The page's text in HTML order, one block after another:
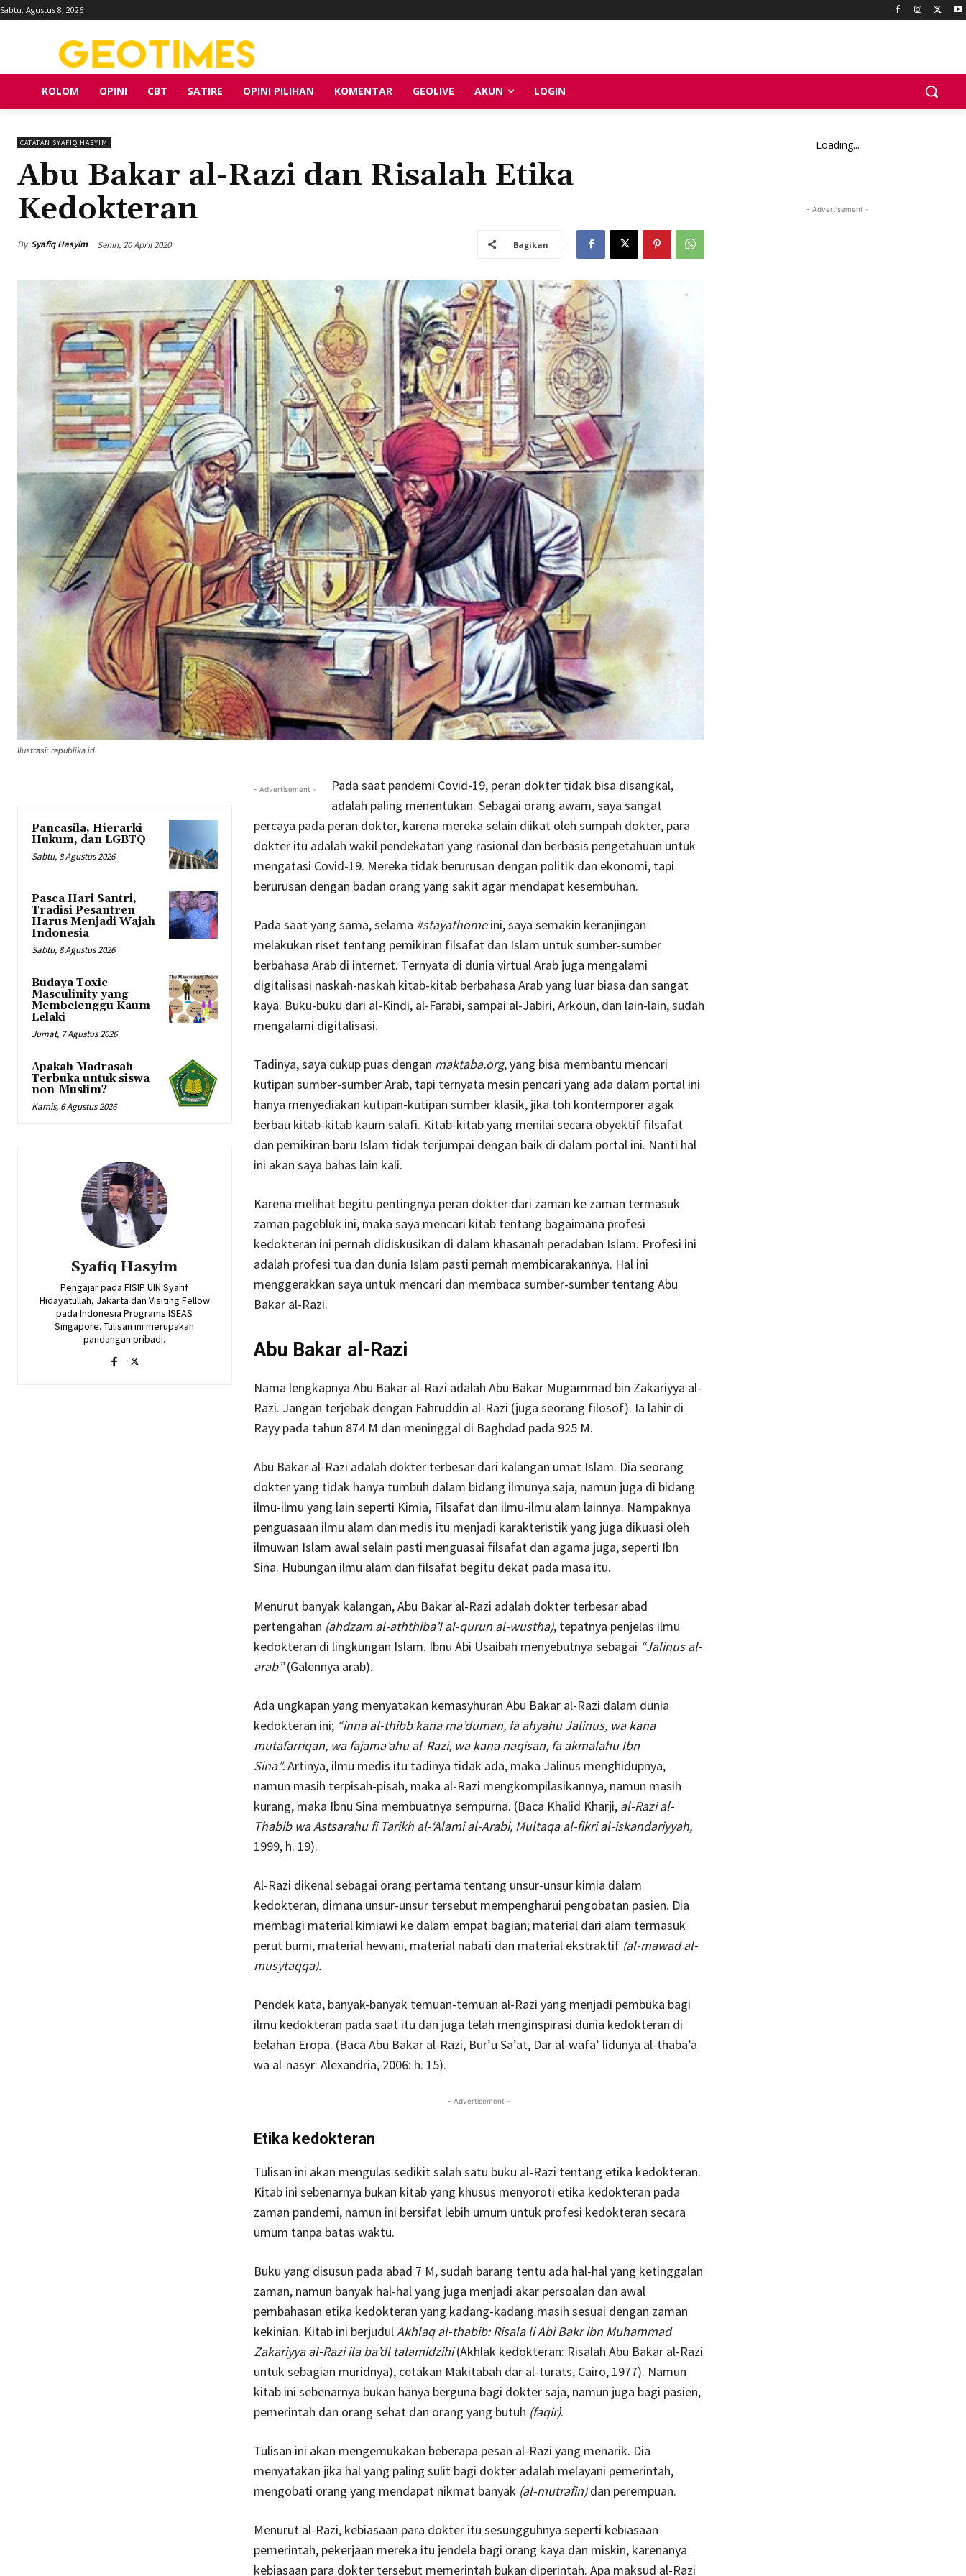
Sabtu, Agustus 8, 2026
KOLOM OPINI CBT SATIRE OPINI PILIHAN KOMENTAR GEOLIVE AKUN LOGIN
CATATAN SYAFIQ HASYIM
Abu Bakar al-Razi dan Risalah Etika
Kedokteran
By Syafiq Hasyim Senin, 20 April 2020 Bagikan
Ilustrasi: republika.id
Pancasila, Hierarki
Hukum, dan LGBTQ
Sabtu, 8 Agustus 2026
Pasca Hari Santri,
Tradisi Pesantren
Harus Menjadi Wajah
Indonesia
Sabtu, 8 Agustus 2026
Budaya Toxic
Masculinity yang
Membelenggu Kaum
Lelaki
Jumat, 7 Agustus 2026
Apakah Madrasah
Terbuka untuk siswa
non-Muslim?
Kamis, 6 Agustus 2026
Syafiq Hasyim
Pengajar pada FISIP UIN Syarif
Hidayatullah, Jakarta dan Visiting Fellow
pada Indonesia Programs ISEAS
Singapore. Tulisan ini merupakan
pandangan pribadi.
- Advertisement -
Pada saat pandemi Covid-19, peran dokter tidak bisa disangkal,
adalah paling menentukan. Sebagai orang awam, saya sangat
percaya pada peran dokter, karena mereka selain diikat oleh sumpah dokter, para
dokter itu adalah wakil pendekatan yang rasional dan berbasis pengetahuan untuk
mengatasi Covid-19. Mereka tidak berurusan dengan politik dan ekonomi, tapi
berurusan dengan badan orang yang sakit agar mendapat kesembuhan.
Pada saat yang sama, selama #stayathomeini, saya semakin keranjingan
melakukan riset tentang pemikiran filsafat dan Islam untuk sumber-sumber
berbahasa Arab di internet. Ternyata di dunia virtual Arab juga mengalami
digitalisasi naskah-naskah kitab-kitab berbahasa Arab yang luar biasa dan sangat
kaya. Buku-buku dari al-Kindi, al-Farabi, sampai al-Jabiri, Arkoun, dan lain-lain, sudah
mengalami digitalisasi.
Tadinya, saya cukup puas dengan maktaba.org, yang bisa membantu mencari
kutipan sumber-sumber Arab, tapi ternyata mesin pencari yang ada dalam portal ini
hanya menyediakan kutipan-kutipan sumber klasik, jika toh kontemporer agak
berbau kitab-kitab kaum salafi. Kitab-kitab yang menilai secara obyektif filsafat
dan pemikiran baru Islam tidak terjumpai dengan baik di dalam portal ini. Nanti hal
ini akan saya bahas lain kali.
Karena melihat begitu pentingnya peran dokter dari zaman ke zaman termasuk
zaman pagebluk ini, maka saya mencari kitab tentang bagaimana profesi
kedokteran ini pernah didiskusikan di dalam khasanah peradaban Islam. Profesi ini
adalah profesi tua dan dunia Islam pasti pernah membicarakannya. Hal ini
menggerakkan saya untuk mencari dan membaca sumber-sumber tentang Abu
Bakar al-Razi.
Abu Bakar al-Razi
Nama lengkapnya Abu Bakar al-Razi adalah Abu Bakar Mugammad bin Zakariyya al-
Razi. Jangan terjebak dengan Fahruddin al-Razi (juga seorang filosof). Ia lahir di
Rayy pada tahun 874 M dan meninggal di Baghdad pada 925 M.
Abu Bakar al-Razi adalah dokter terbesar dari kalangan umat Islam. Dia seorang
dokter yang tidak hanya tumbuh dalam bidang ilmunya saja, namun juga di bidang
ilmu-ilmu yang lain seperti Kimia, Filsafat dan ilmu-ilmu alam lainnya. Nampaknya
penguasaan ilmu alam dan medis itu menjadi karakteristik yang juga dikuasi oleh
ilmuwan Islam awal selain pasti menguasai filsafat dan agama juga, seperti Ibn
Sina. Hubungan ilmu alam dan filsafat begitu dekat pada masa itu.
Menurut banyak kalangan, Abu Bakar al-Razi adalah dokter terbesar abad
pertengahan (ahdzam al-aththiba’I al-qurun al-wustha), tepatnya penjelas ilmu
kedokteran di lingkungan Islam. Ibnu Abi Usaibah menyebutnya sebagai “Jalinus al-
arab”(Galennya arab).
Ada ungkapan yang menyatakan kemasyhuran Abu Bakar al-Razi dalam dunia
kedokteran ini; “inna al-thibb kana ma’duman, fa ahyahu Jalinus, wa kana
mutafarriqan, wa fajama’ahu al-Razi, wa kana naqisan, fa akmalahu Ibn
Sina”.Artinya, ilmu medis itu tadinya tidak ada, maka Jalinus menghidupnya,
namun masih terpisah-pisah, maka al-Razi mengkompilasikannya, namun masih
kurang, maka Ibnu Sina membuatnya sempurna. (Baca Khalid Kharji, al-Razi al-
Thabib wa Astsarahu fi Tarikh al-‘Alami al-Arabi, Multaqa al-fikri al-iskandariyyah,
1999, h. 19).
Al-Razi dikenal sebagai orang pertama tentang unsur-unsur kimia dalam
kedokteran, dimana unsur-unsur tersebut mempengharui pengobatan pasien. Dia
membagi material kimiawi ke dalam empat bagian; material dari alam termasuk
perut bumi, material hewani, material nabati dan material ekstraktif (al-mawad al-
musytaqqa).
Pendek kata, banyak-banyak temuan-temuan al-Razi yang menjadi pembuka bagi
ilmu kedokteran pada saat itu dan juga telah menginspirasi dunia kedokteran di
belahan Eropa. (Baca Abu Bakar al-Razi, Bur’u Sa’at, Dar al-wafa’ lidunya al-thaba’a
wa al-nasyr: Alexandria, 2006: h. 15).
- Advertisement -
Etika kedokteran
Tulisan ini akan mengulas sedikit salah satu buku al-Razi tentang etika kedokteran.
Kitab ini sebenarnya bukan kitab yang khusus menyoroti etika kedokteran pada
zaman pandemi, namun ini bersifat lebih umum untuk profesi kedokteran secara
umum tanpa batas waktu.
Buku yang disusun pada abad 7 M, sudah barang tentu ada hal-hal yang ketinggalan
zaman, namun banyak hal-hal yang juga menjadi akar persoalan dan awal
pembahasan etika kedokteran yang kadang-kadang masih sesuai dengan zaman
kekinian. Kitab ini berjudulAkhlaq al-thabib: Risala li Abi Bakr ibn Muhammad
Zakariyya al-Razi ila ba’dl talamidzihi(Akhlak kedokteran: Risalah Abu Bakar al-Razi
untuk sebagian muridnya), cetakan Makitabah dar al-turats, Cairo, 1977). Namun
kitab ini sebenarnya bukan hanya berguna bagi dokter saja, namun juga bagi pasien,
pemerintah dan orang sehat dan orang yang butuh (faqir).
Tulisan ini akan mengemukakan beberapa pesan al-Razi yang menarik. Dia
menyatakan jika hal yang paling sulit bagi dokter adalah melayani pemerintah,
mengobati orang yang mendapat nikmat banyak (al-mutrafin)dan perempuan.
Menurut al-Razi, kebiasaan para dokter itu sesungguhnya seperti kebiasaan
pemerintah, pekerjaan mereka itu jendela bagi orang kaya dan miskin, karenanya
kebiasaan para dokter tersebut memerintah bukan diperintah. Apa maksud al-Razi
Loading...
- Advertisement -